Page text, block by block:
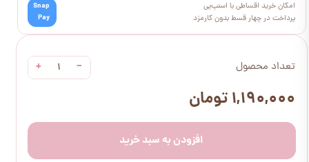
تعداد محصول −
+
۱,۱۹۰,۰۰۰ تومان
افزودن به سبد خرید
امکان خرید اقساطی با اسنپ‌پی
پرداخت در چهار قسط بدون کارمزد
Snap
Pay